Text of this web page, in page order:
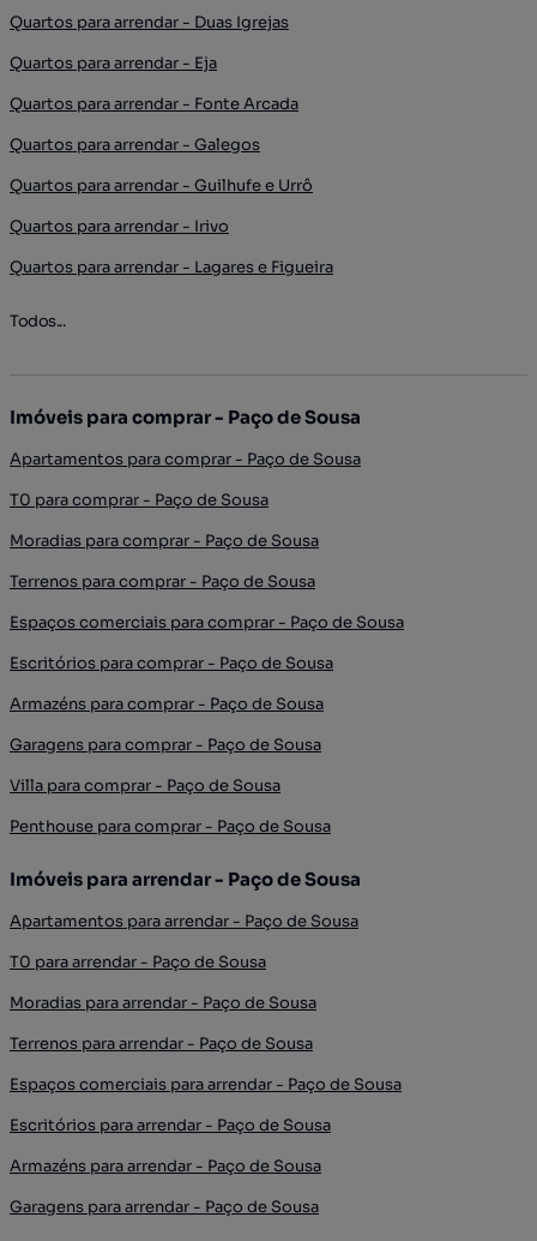
Quartos para arrendar - Duas Igrejas
Quartos para arrendar - Eja
Quartos para arrendar - Fonte Arcada
Quartos para arrendar - Galegos
Quartos para arrendar - Guilhufe e Urrô
Quartos para arrendar - Irivo
Quartos para arrendar - Lagares e Figueira
Todos...
Imóveis para comprar - Paço de Sousa
Apartamentos para comprar - Paço de Sousa
T0 para comprar - Paço de Sousa
Moradias para comprar - Paço de Sousa
Terrenos para comprar - Paço de Sousa
Espaços comerciais para comprar - Paço de Sousa
Escritórios para comprar - Paço de Sousa
Armazéns para comprar - Paço de Sousa
Garagens para comprar - Paço de Sousa
Villa para comprar - Paço de Sousa
Penthouse para comprar - Paço de Sousa
Imóveis para arrendar - Paço de Sousa
Apartamentos para arrendar - Paço de Sousa
T0 para arrendar - Paço de Sousa
Moradias para arrendar - Paço de Sousa
Terrenos para arrendar - Paço de Sousa
Espaços comerciais para arrendar - Paço de Sousa
Escritórios para arrendar - Paço de Sousa
Armazéns para arrendar - Paço de Sousa
Garagens para arrendar - Paço de Sousa